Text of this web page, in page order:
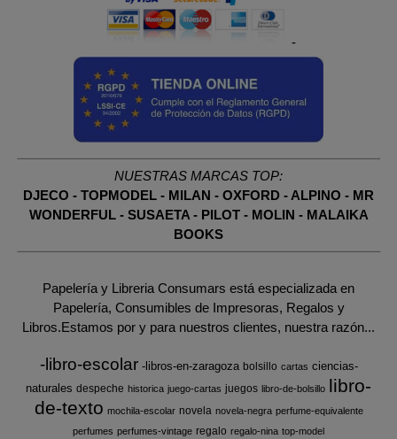
-
NUESTRAS MARCAS TOP:
DJECO - TOPMODEL - MILAN - OXFORD - ALPINO - MR
WONDERFUL- SUSAETA- PILOT- MOLIN - MALAIKA
BOOKS
Papelería y Libreria Consumars está especializada en
Papelería, Consumibles de Impresoras, Regalos y
Libros.Estamos por y para nuestros clientes, nuestra razón...
-libro-escolar -libros-en-zaragoza bolsillo cartas ciencias-
naturales despeche historica juego-cartas juegos libro-de-bolsillo libro-
de-texto mochila-escolar novela novela-negra perfume-equivalente
perfumes perfumes-vintage regalo regalo-nina top-model